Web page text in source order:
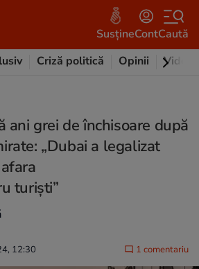
SusțineContCaută
Criză politică Opinii Video
ani grei de închisoare după
„Dubai a legalizat
turiști”
12:30 1 comentariu